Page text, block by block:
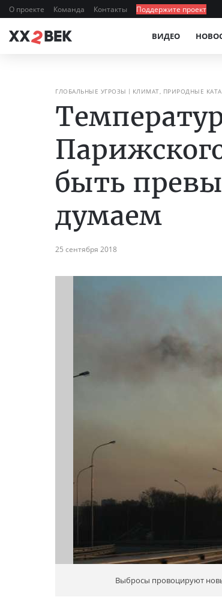
О проекте Команда Контакты Поддержите проект
ВИДЕО
ГЛОБАЛЬНЫЕ УГРОЗЫ КЛИМАТ, ПРИРОДНЫЕ
быть
думаем
25 сентября 2018
Выбросы провоцируют